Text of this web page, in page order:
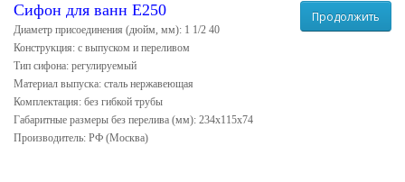
Продолжить
Сифон для ванн Е250
Диаметр присоединения (дюйм, мм): 1 1/2 40
Конструкция: с выпуском и переливом
Тип сифона: регулируемый
Материал выпуска: сталь нержавеющая
Комплектация: без гибкой трубы
Габаритные размеры без перелива (мм): 234х115х74
Производитель: РФ (Москва)